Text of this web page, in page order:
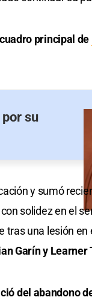
principal de
su
y sumó
solidez en el
tras una lesión en
Garín y Learner
del abandono